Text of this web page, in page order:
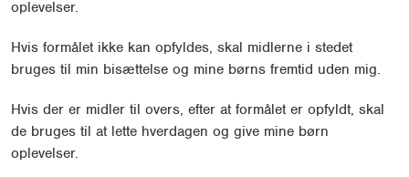
oplevelser.
Hvis formålet ikke kan opfyldes, skal midlerne i stedet
bruges til min bisættelse og mine børns fremtid uden mig.
Hvis der er midler til overs, efter at formålet er opfyldt, skal
de bruges til at lette hverdagen og give mine børn
oplevelser.